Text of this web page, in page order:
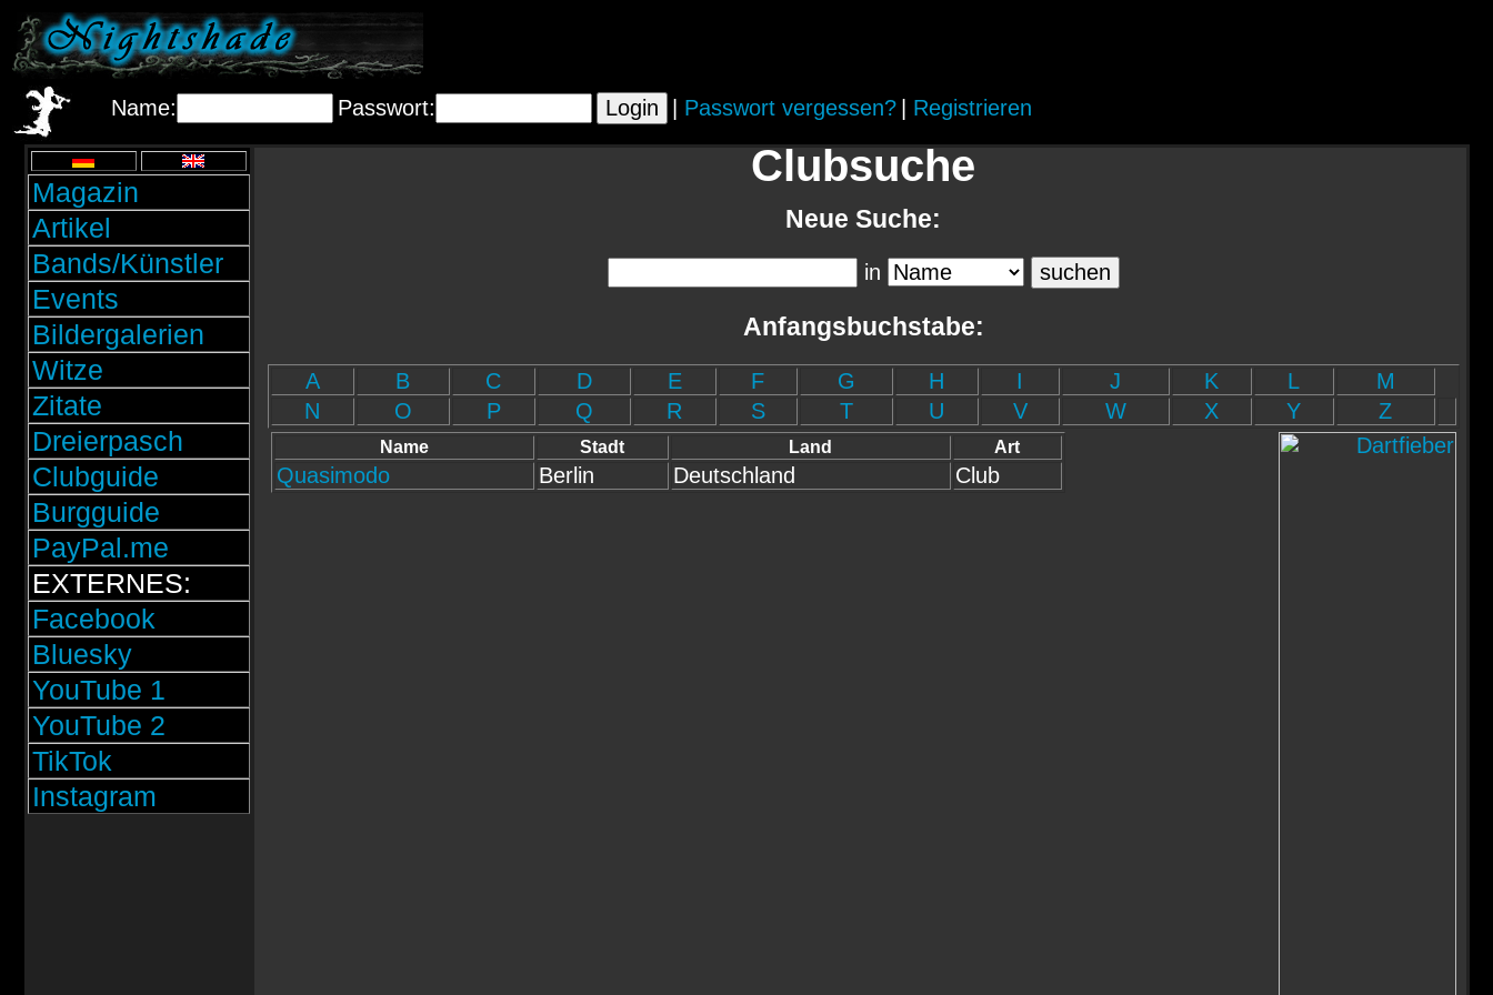
Name: Passwort: Passwort vergessen? Registrieren
Magazin
Artikel
Bands/Künstler
Events
Bildergalerien
Witze
Zitate
Dreierpasch
Clubguide
Burgguide
PayPal.me
EXTERNES:
Facebook
Bluesky
YouTube 1
YouTube 2
TikTok
Instagram
Clubsuche
Neue Suche:
in
Anfangsbuchstabe:
A B C D E F G H I J K L
M
N
O P Q R S T U V W X Y Z
Name Stadt Land Art
Quasimodo Berlin Deutschland Club